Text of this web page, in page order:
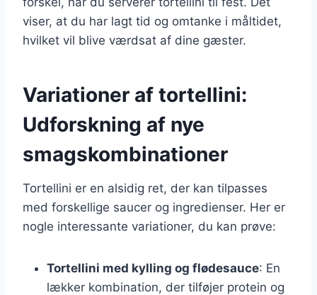
viser, at du har lagt tid og omtanke i måltidet,
hvilket vil blive værdsat af dine gæster.
Variationer af tortellini:
Udforskning af nye
smagskombinationer
Tortellini er en alsidig ret, der kan tilpasses
med forskellige saucer og ingredienser. Her er
nogle interessante variationer, du kan prøve:
Tortellini med kylling og flødesauce: En
lækker kombination, der tilføjer protein og